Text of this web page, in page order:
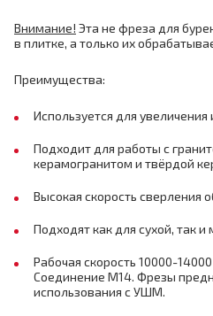
Внимание! Эта не фреза для
в плитке, а только их
Преимущества:
Используется для
Подходит для работы с
керамогранитом и твёрдой
Высокая скорость сверления
Подходят как для сухой, так и
Рабочая скорость 10000-
Соединение М14. Фрезы
использования с УШМ.